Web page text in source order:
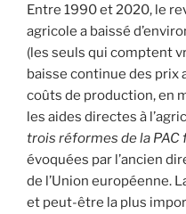
Entre 1990 et 2020, le
agricole a baissé
(les seuls qui comptent
baisse continue des prix
coûts de production, en
les aides directes à
trois réformes de la PAC
évoquées par l’ancien
de l’Union européenne.
et peut-être la plus